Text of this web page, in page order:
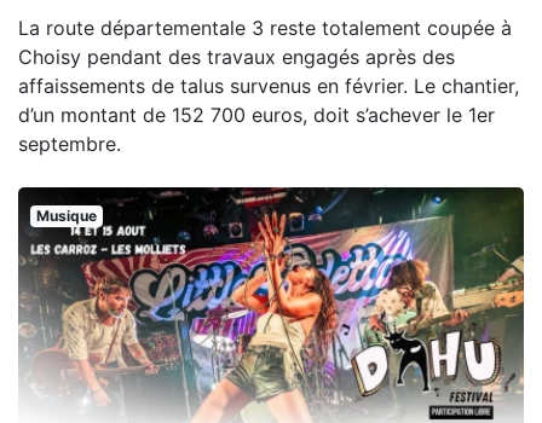
La route départementale 3 reste totalement coupée à
Choisy pendant des travaux engagés après des
affaissements de talus survenus en février. Le chantier,
d’un montant de 152 700 euros, doit s’achever le 1er
septembre.
Musique